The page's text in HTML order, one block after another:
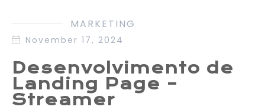
MARKETING
November 17, 2024
Desenvolvimento de
Landing Page –
Streamer